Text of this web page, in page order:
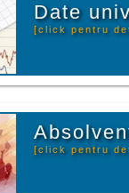
Date
[click pentru
[click pentru